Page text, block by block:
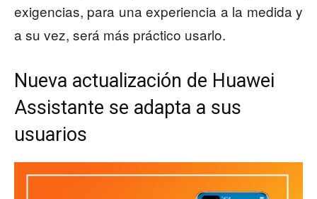
exigencias, para una experiencia a la medida y
a su vez, será más práctico usarlo.
Nueva actualización de Huawei
Assistante se adapta a sus
usuarios